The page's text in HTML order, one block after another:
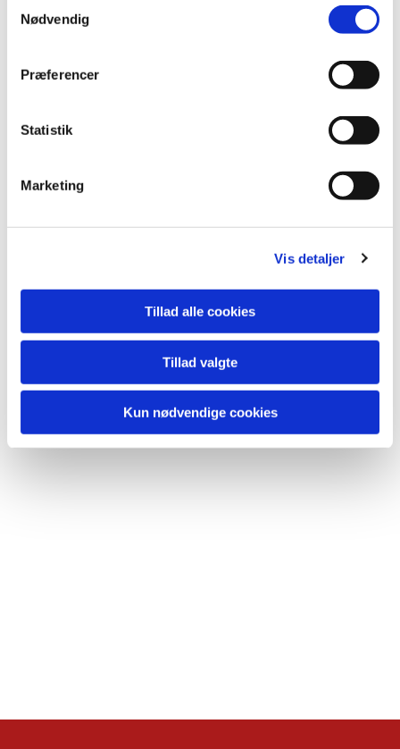
Nødvendig
Præferencer
Statistik
Marketing
Vis detaljer
Tillad alle cookies
Tillad valgte
Kun nødvendige cookies
Du vil måske også kunne lide...